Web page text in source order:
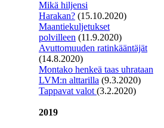
Mikä hiljensi
Harakan? (15.10.2020)
Maantiekuljetukset
polvilleen (11.9.2020)
Avuttomuuden ratinkääntäjät
(14.8.2020)
Montako henkeä taas uhrataan
LVM:n alttarilla (9.3.2020)
Tappavat valot (3.2.2020)
2019